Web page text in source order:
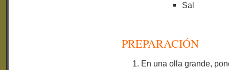
Sal
PREPARACIÓN
En una olla grande,